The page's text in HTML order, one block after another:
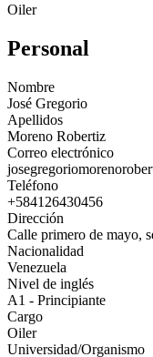
Oiler
Personal
Nombre
José Gregorio
Apellidos
Moreno Robertiz
Correo electrónico
Teléfono
+584126430456
Dirección
Calle primero de mayo,
Nacionalidad
Venezuela
Nivel de inglés
A1 - Principiante
Cargo
Oiler
Universidad/Organismo